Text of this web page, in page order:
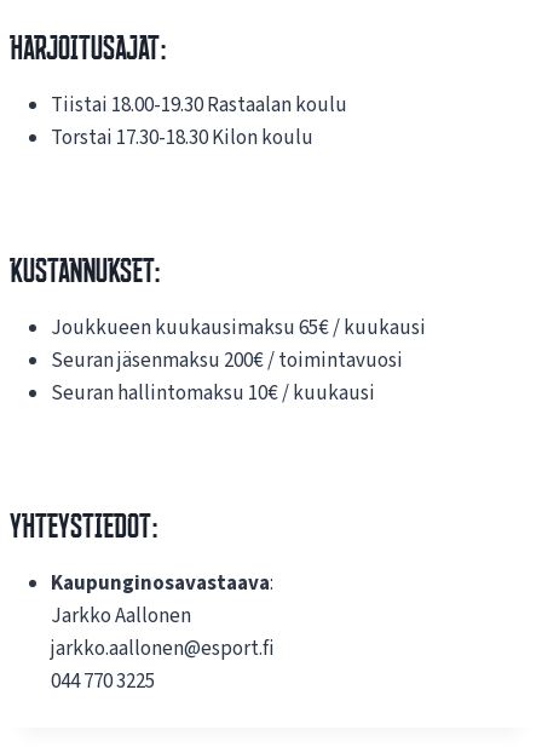
HArjoitusajat:
Tiistai 18.00-19.30 Rastaalan koulu
Torstai 17.30-18.30 Kilon koulu
KUSTANNUKSET:
Joukkueen kuukausimaksu 65€ / kuukausi
Seuran jäsenmaksu 200€ / toimintavuosi
Seuran hallintomaksu 10€ / kuukausi
Yhteystiedot:
Kaupunginosavastaava:
Jarkko Aallonen
jarkko.aallonen@esport.fi
044 770 3225